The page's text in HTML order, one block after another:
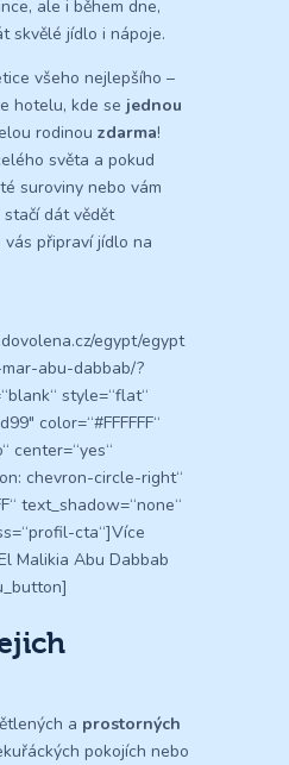
ale i během dne,
skvělé jídlo i nápoje.
všeho nejlepšího –
hotelu, kde se jednou
rodinou zdarma!
světa a pokud
suroviny nebo vám
dát vědět
připraví jídlo na
egypt/egypt
abu-dabbab/?
style=“flat“
color=“#FFFFFF“
center=“yes“
chevron-circle-right“
text_shadow=“none“
cta“]Více
Malikia Abu Dabbab
a prostorných
pokojích nebo